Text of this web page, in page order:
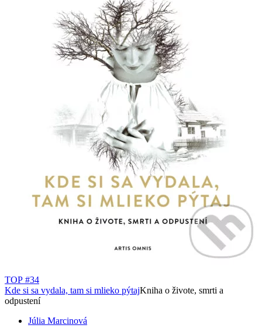
TOP #34
Kde si sa vydala, tam si mlieko pýtajKniha o živote, smrti a
odpustení
Júlia Marcinová